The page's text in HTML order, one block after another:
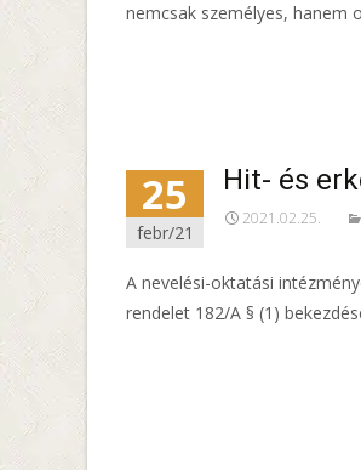
nemcsak személyes, hanem
25
febr/21
Hit- és
2021.02.25.
A nevelési-oktatási
rendelet 182/A § (1)